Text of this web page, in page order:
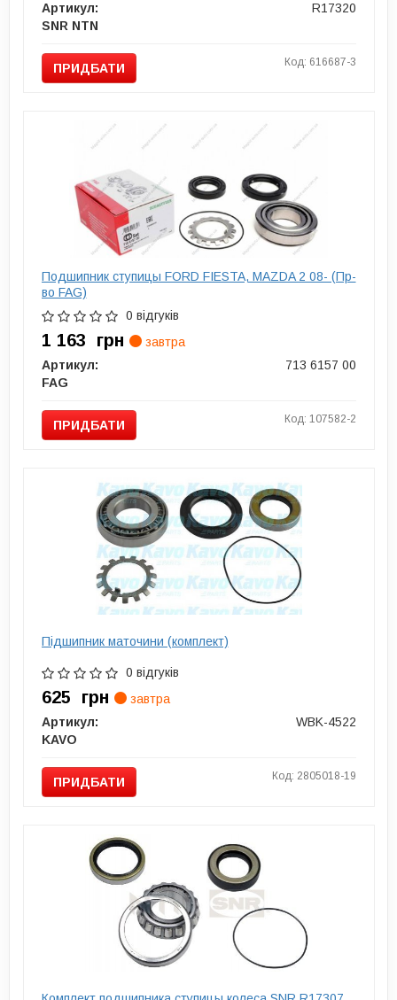
Артикул:
R17320
SNR NTN
ПРИДБАТИ Код: 616687-3
Подшипник ступицы FORD FIESTA, MAZDA 2 08- (Пр-
во FAG)
0 відгуків
1 163 грн
завтра
Артикул:
713 6157 00
FAG
ПРИДБАТИ Код: 107582-2
Підшипник маточини (комплект)
0 відгуків
625 грн
завтра
Артикул:
WBK-4522
KAVO
ПРИДБАТИ Код: 2805018-19